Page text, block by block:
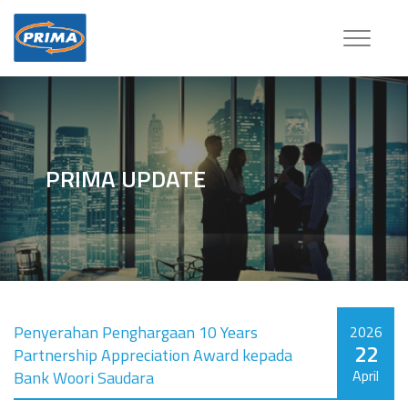
Toggle
PRIMA UPDATE
Penyerahan Penghargaan 10 Years
Partnership Appreciation Award kepada
Bank Woori Saudara
2026
22
April